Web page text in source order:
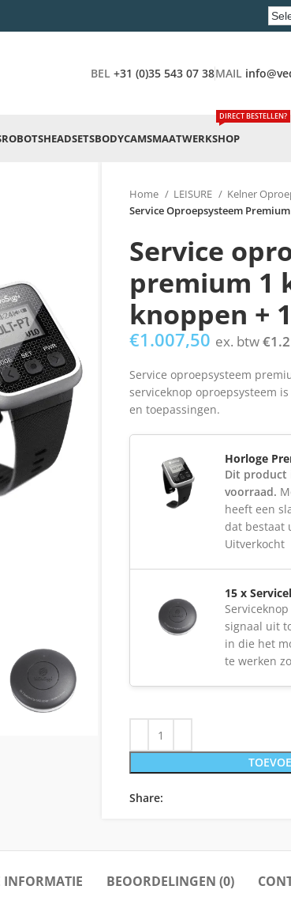
BEL +31 (0)35 543 07 38MAIL
ROBOTSHEADSETSBODYCAMSMAATWERKSHOP
DIRECT BESTELLEN?
Home LEISURE
Kelner
Service Oproepsysteem
Service
premium 1
knoppen +
€1.007,50 ex. btw€
Service oproepsysteem
serviceknop oproepsysteem
en toepassingen.
Horloge
Dit product
voorraad.
heeft een
dat bestaat
Uitverkocht
15 x
signaal uit
in die het
te werken
Share:
INFORMATIE BEOORDELINGEN (0)